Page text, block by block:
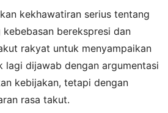
kekhawatiran serius tentang
berekspresi dan
rakyat untuk menyampaikan
lagi dijawab dengan argumentasi
kebijakan, tetapi dengan
rasa takut.